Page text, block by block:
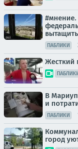
вытащить
ПАБЛИКИ
Жесткий
В
и
ПАБЛИКИ
город